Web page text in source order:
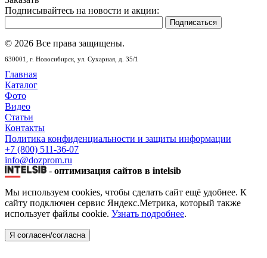
Подписывайтесь на новости и акции:
© 2026 Все права защищены.
630001, г. Новосибирск, ул. Сухарная, д. 35/1
Главная
Каталог
Фото
Видео
Статьи
Контакты
Политика конфиденциальности и защиты информации
+7 (800) 511-36-07
info@dozprom.ru
- оптимизация сайтов в intelsib
Мы используем cookies, чтобы сделать сайт ещё удобнее. К
сайту подключен сервис Яндекс.Метрика, который также
использует файлы cookie. Узнать подробнее.
Я согласен/согласна